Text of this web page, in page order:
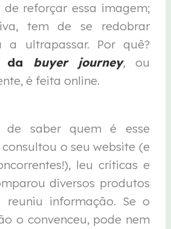
reforçar essa imagem;
tem de se redobrar
a ultrapassar. Por quê?
da buyer journey, ou
é feita online.
de saber quem é esse
o seu website (e
leu críticas e
diversos produtos
reuniu informação. Se o
o convenceu, pode nem